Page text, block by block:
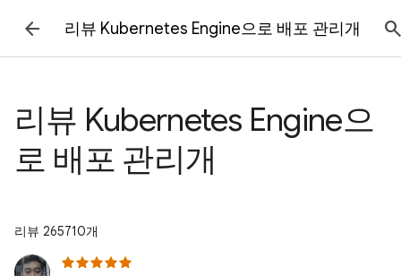
리뷰 Kubernetes Engine으로 배포 관리개
리뷰 Kubernetes Engine으
로 배포 관리개
리뷰 265710개